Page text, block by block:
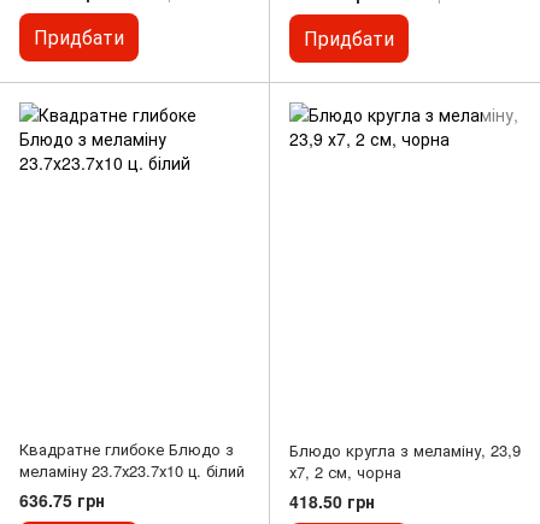
Придбати Придбати
Квадратне глибоке Блюдо з
меламіну 23.7х23.7х10 ц. білий
636.75 грн
Блюдо кругла з меламіну, 23,9
х7, 2 см, чорна
418.50 грн